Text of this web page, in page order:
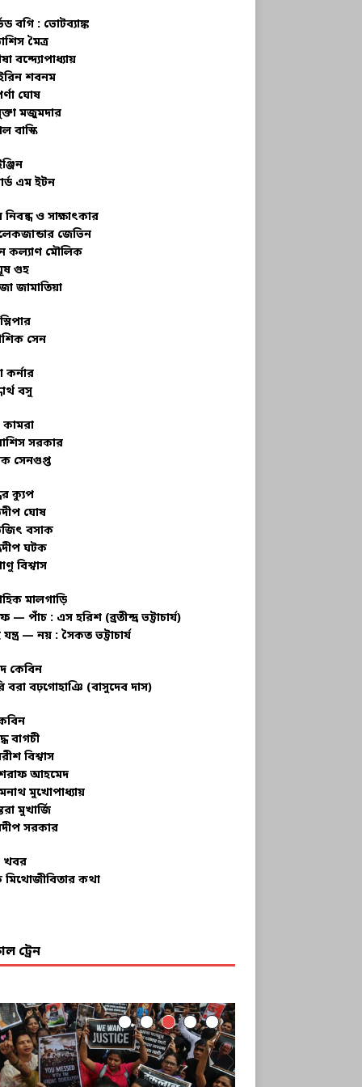
বগি : ভোটব্যাঙ্ক
মৈত্র
বন্দ্যোপাধ্যায়
শবনম
ঘোষ
মজুমদার
বাস্কি
এম ইটন
নিবন্ধ ও সাক্ষাৎকার
জেভিন
কল্যাণ মৌলিক
গুহ
জামাতিয়া
সেন
কর্নার
বসু
কামরা
সরকার
সেনগুপ্ত
ক্যুপ
ঘোষ
বসাক
ঘটক
বিশ্বাস
মালগাড়ি
— পাঁচ : এস হরিশ (ব্রতীন্দ্র ভট্টাচার্য)
যন্ত্র — নয় : সৈকত ভট্টাচার্য
কেবিন
বরা বঢ়গোহাঞি (বাসুদেব দাস)
বাগচী
বিশ্বাস
আহমেদ
মুখোপাধ্যায়
মুখার্জি
সরকার
খবর
কথা
ট্রেন